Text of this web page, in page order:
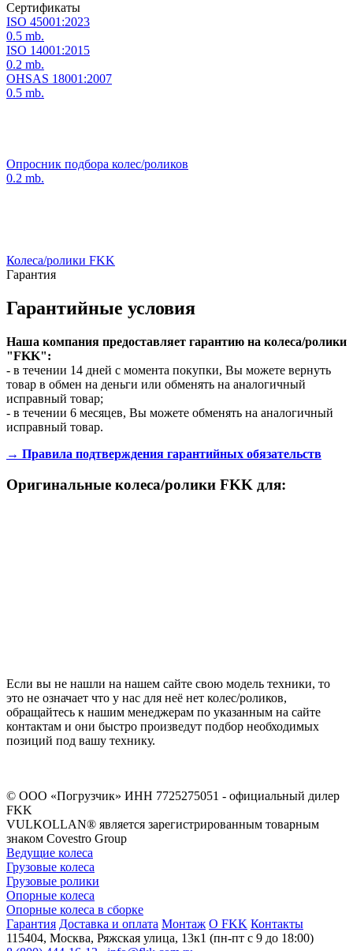
Сертификаты
ISO 45001:2023
0.5 mb.
ISO 14001:2015
0.2 mb.
OHSAS 18001:2007
0.5 mb.
Опросник подбора колес/роликов
0.2 mb.
Колеса/ролики FKK
Гарантия
Гарантийные условия
Наша компания предоставляет гарантию на колеса/ролики
"FKK":
- в течении 14 дней с момента покупки, Вы можете вернуть
товар в обмен на деньги или обменять на аналогичный
исправный товар;
- в течении 6 месяцев, Вы можете обменять на аналогичный
исправный товар.
→ Правила подтверждения гарантийных обязательств
Оригинальные колеса/ролики FKK для:
Если вы не нашли на нашем сайте свою модель техники, то
это не означает что у нас для неё нет колес/роликов,
обращайтесь к нашим менеджерам по указанным на сайте
контактам и они быстро произведут подбор необходимых
позиций под вашу технику.
© ООО «Погрузчик» ИНН 7725275051 - официальный дилер
FKK
VULKOLLAN® является зарегистрированным товарным
знаком Covestro Group
Ведущие колеса
Грузовые колеса
Грузовые ролики
Опорные колеса
Опорные колеса в сборке
Гарантия Доставка и оплата Монтаж О FKK Контакты
115404, Москва, Ряжская улица, 13к1 (пн-пт с 9 до 18:00)